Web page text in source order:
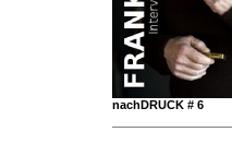
nachDRUCK # 6